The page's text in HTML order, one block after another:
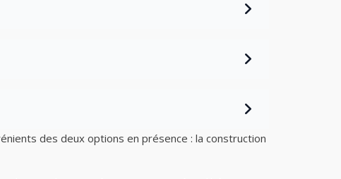
des deux options en présence : la construction